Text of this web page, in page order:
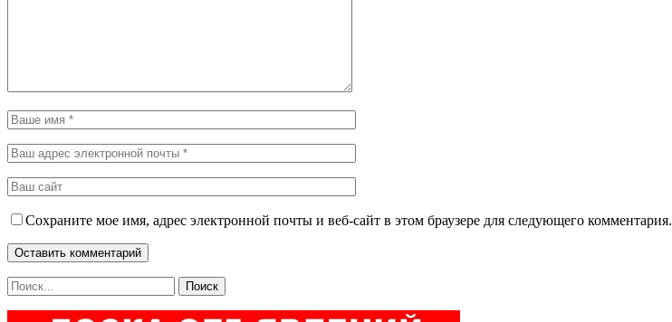
Сохраните мое имя, адрес электронной почты и веб-сайт в этом браузере для следующего комментария.